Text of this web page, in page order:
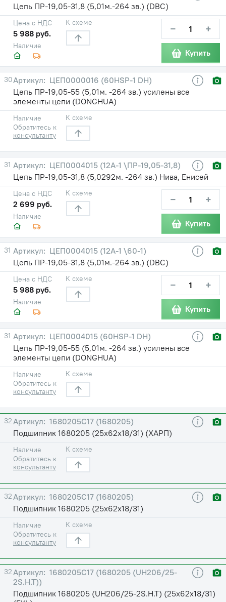
Цепь ПР-19,05-31,8 (5,01м.-264 зв.) (DBC)
Наличие
Цена с НДС
5 988 руб.
К схеме − +
Купить
30
ЦЕП0000016 (60HSP-1 DH)
Цепь ПР-19,05-55 (5,01м. -264 зв.) усилены все
элементы цепи (DONGHUA)
Наличие
Обратитесь к
консультанту
К схеме
31
ЦЕП0004015 (12А-1 \ПР-19,05-31,8)
Цепь ПР-19,05-31,8 (5,0292м. -264 зв.) Нива, Енисей
Наличие
Цена с НДС
2 699 руб.
К схеме − +
Купить
31
ЦЕП0004015 (12А-1 \60-1)
Цепь ПР-19,05-31,8 (5,01м.-264 зв.) (DBC)
Наличие
Цена с НДС
5 988 руб.
К схеме − +
Купить
31
ЦЕП0004015 (60HSP-1 DH)
Цепь ПР-19,05-55 (5,01м. -264 зв.) усилены все
элементы цепи (DONGHUA)
Наличие
Обратитесь к
консультанту
К схеме
32
1680205С17 (1680205)
Подшипник 1680205 (25х62х18/31) (ХАРП)
Наличие
Обратитесь к
консультанту
К схеме
32
1680205С17 (1680205)
Подшипник 1680205 (25х62х18/31)
Наличие
Обратитесь к
консультанту
К схеме
32
1680205С17 (1680205 (UH206/25-
2S.H.T))
Подшипник 1680205 (UH206/25-2S.H.T) (25х62х18/31)